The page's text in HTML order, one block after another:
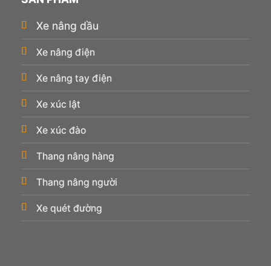
Xe nâng dầu
Xe nâng điện
Xe nâng tay điện
Xe xúc lật
Xe xúc đào
Thang nâng hàng
Thang nâng người
Xe quét đường